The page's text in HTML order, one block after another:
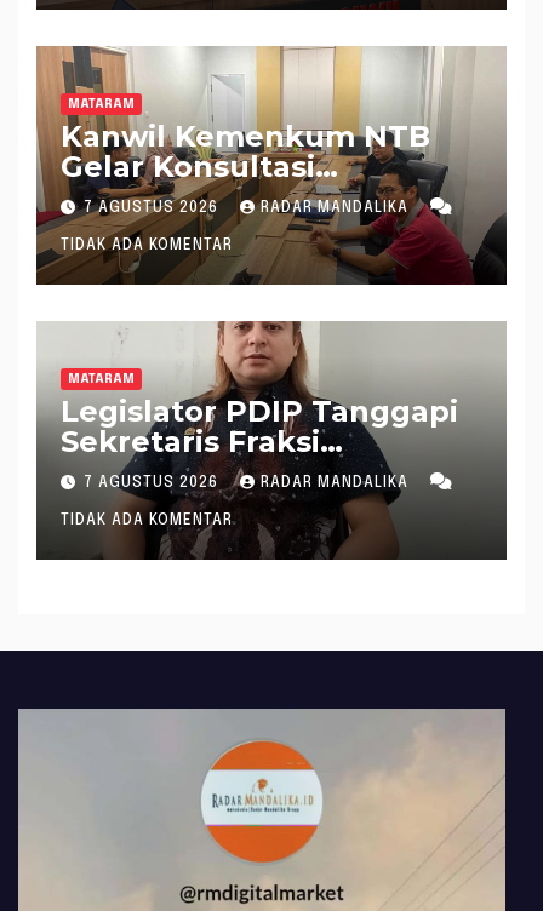
MATARAM
Kanwil Kemenkum NTB
Gelar Konsultasi
Penghitungan Kebutuhan
Formasi JF Perancang
Peraturan Perundang-
undangan
7 AGUSTUS 2026 RADAR MANDALIKA
TIDAK ADA KOMENTAR
MATARAM
Legislator PDIP Tanggapi
Sekretaris Fraksi
Demokrat : WTP Bukan
Tameng Menolak Audit
Dana Pergeseran BTT Rp
484 Miliar
7 AGUSTUS 2026 RADAR MANDALIKA
TIDAK ADA KOMENTAR